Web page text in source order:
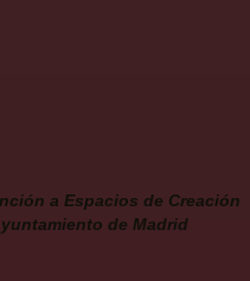
a Espacios de Creación
de Madrid